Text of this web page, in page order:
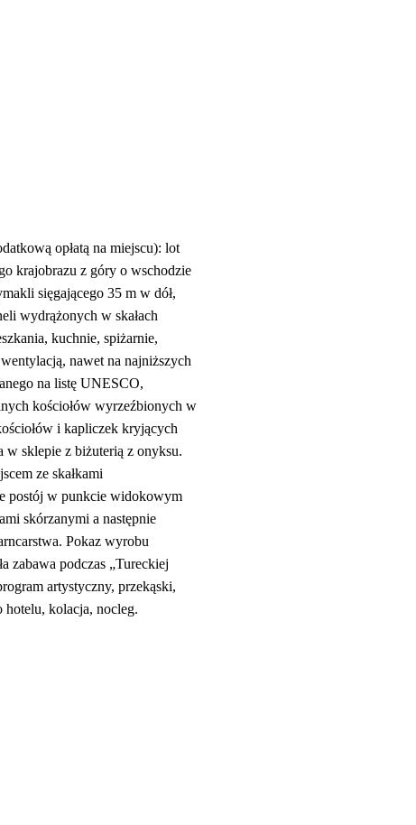
opłatą na miejscu): lot
krajobrazu z góry o wschodzie
sięgającego 35 m w dół,
wydrążonych w skałach
kuchnie, spiżarnie,
nawet na najniższych
na listę UNESCO,
kościołów wyrzeźbionych w
i kapliczek kryjących
w sklepie z biżuterią z onyksu.
ze skałkami
postój w punkcie widokowym
skórzanymi a następnie
Pokaz wyrobu
zabawa podczas „Tureckiej
artystyczny, przekąski,
kolacja, nocleg.